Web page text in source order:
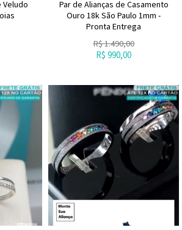
Veludo
Par de Alianças de Casamento
Ouro 18k São Paulo 1mm -
Pronta Entrega
R$1.490,00
R$ 990,00